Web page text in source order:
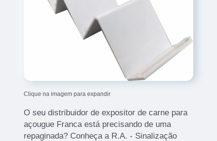
Clique na imagem para expandir
O seu distribuidor de expositor de carne para
açougue Franca está precisando de uma
repaginada? Conheça a R.A. - Sinalização